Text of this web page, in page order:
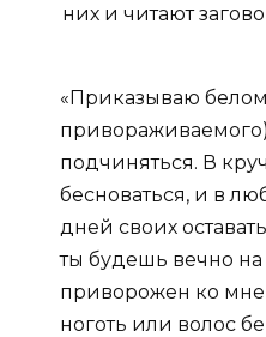
них и читают
«Приказываю
подчиняться. В
бесноваться, и в
дней своих
ты будешь вечно на
приворожен ко мне
ноготь или волос